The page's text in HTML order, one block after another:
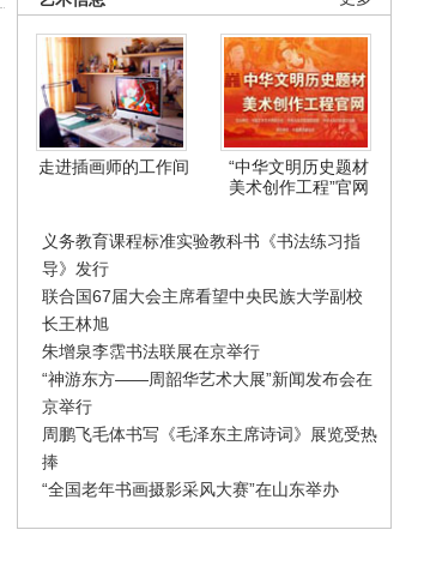
走进插画师的工作间
“中华文明历史题材
美术创作工程”官网
义务教育课程标准实验教科书《书法练习指
导》发行
联合国67届大会主席看望中央民族大学副校
长王林旭
朱增泉李霑书法联展在京举行
“神游东方——周韶华艺术大展”新闻发布会在
京举行
周鹏飞毛体书写《毛泽东主席诗词》展览受热
捧
“全国老年书画摄影采风大赛”在山东举办